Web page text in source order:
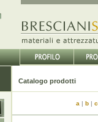
a | b| c